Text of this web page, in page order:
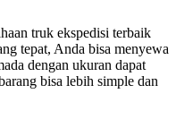
truk ekspedisi terbaik
tepat, Anda bisa menyewa
dengan ukuran dapat
bisa lebih simple dan